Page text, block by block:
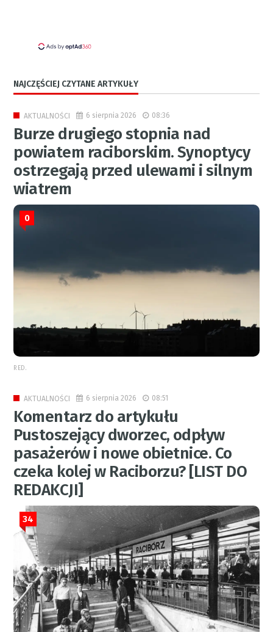
NAJCZĘŚCIEJ CZYTANE ARTYKUŁY
AKTUALNOŚCI 6 sierpnia 2026 08:36
Burze drugiego stopnia nad
powiatem raciborskim. Synoptycy
ostrzegają przed ulewami i silnym
wiatrem
0
RED.
AKTUALNOŚCI 6 sierpnia 2026 08:51
Komentarz do artykułu
Pustoszejący dworzec, odpływ
pasażerów i nowe obietnice. Co
czeka kolej w Raciborzu? [LIST DO
REDAKCJI]
34